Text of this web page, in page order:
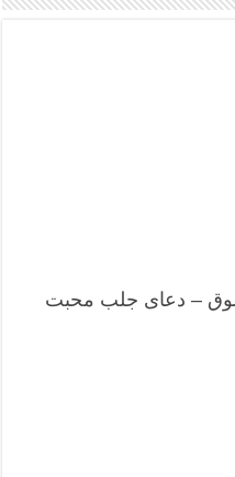
– دعای جلب محبت